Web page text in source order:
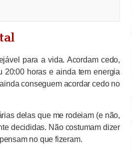
para a vida. Acordam cedo,
20:00 horas e ainda tem energia
conseguem acordar cedo no
delas que me rodeiam (e não,
decididas. Não costumam dizer
no que fizeram.